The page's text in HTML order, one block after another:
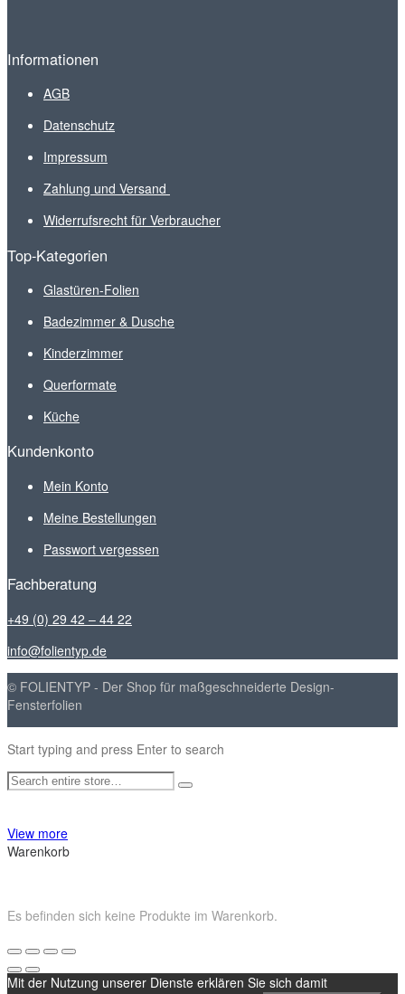
Informationen
AGB
Datenschutz
Impressum
Zahlung und Versand
Widerrufsrecht für Verbraucher
Top-Kategorien
Glastüren-Folien
Badezimmer & Dusche
Kinderzimmer
Querformate
Küche
Kundenkonto
Mein Konto
Meine Bestellungen
Passwort vergessen
Fachberatung
+49 (0) 29 42 – 44 22
info@folientyp.de
© FOLIENTYP - Der Shop für maßgeschneiderte Design-
Fensterfolien
Start typing and press Enter to search
View more
Warenkorb
Es befinden sich keine Produkte im Warenkorb.
Mit der Nutzung unserer Dienste erklären Sie sich damit